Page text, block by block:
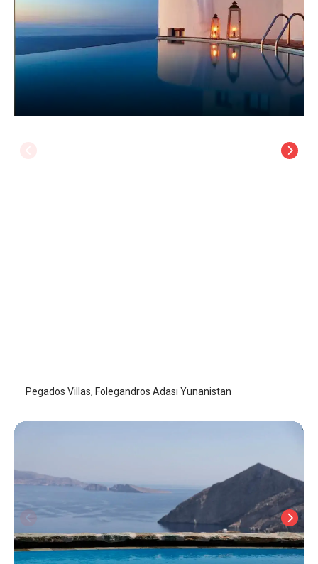
Pegados Villas, Folegandros Adası Yunanistan